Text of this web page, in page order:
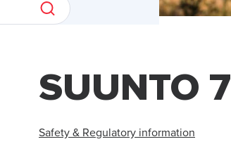
SUUNTO 7
Safety & Regulatory information